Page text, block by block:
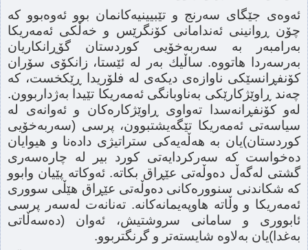
ئەوەی جێگای سەرنج و تێبیینیەكانمان بوو ئەوەبوو كە
چۆن ڕوانینی ئەندامانی كۆنگرێس و خەڵكی ئەمەریكا
بەرامبەر بە سەربەخۆیی كوردستان گۆڕانكاریان
بەرسەردا هاتووە. ساڵیك بەر لە ئێستا، زانكۆی سۆران
كۆنفڕانسێكی ناوازەی دیكەی لە فلۆریدا ڕێكخست، كە
چەند ڕاوێژكارێكی بەناوبانگی ئەمەریكا تێیدا بەژداربوون.
لەو كۆنفڕانەسدا تەواوی ڕاوێژكارەكان و ئەوانەی لە
سیاسەتی ئەمەریكا تێگەیشتبوون، پرسی (سەربەخۆیی
كوردستان)یان بە هەڵەیەكی ستراتیژی دادەنا و هیوایان
دەخواست كە سەركردایەتی كورد بیر لە چارەسەری
گشتی لەگەڵ دەوڵەتی عێڕاق بكاتە. ئەوكاتە پێیان وابوو
كە شكاندنی سنوورەكانی دەوڵەتی عێڕاق هێڵی سووری
ئەمەریكا و وڵاتە هاوپەیمانەكانە. تەنانەت لەسەر پرسی
ئابووری و سامانی سروشتیش، ئەوان (دەسەڵاتی
بەغدا)یان بەلاوە شایستەتر و گرنگتربوو.